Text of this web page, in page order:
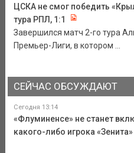
ЦСКА не смог победить
тура РПЛ, 1:1
Завершился матч 2-го тура
Премьер-Лиги, в котором ...
СЕЙЧАС ОБСУЖДАЮТ
Сегодня 13:14
«Флуминенсе» не станет
какого-либо игрока